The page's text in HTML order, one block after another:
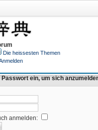
Die heissesten Themen
ein, um sich
anmelden: